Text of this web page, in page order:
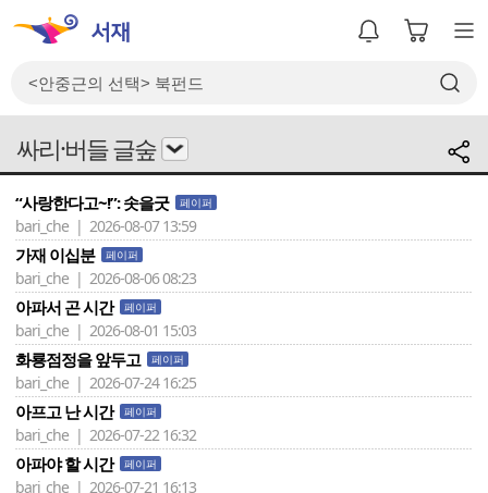
싸리·버들 글숲
“사랑한다고~!”: 솟을굿 페이퍼
bari_che | 2026-08-07 13:59
가재 이십분 페이퍼
bari_che | 2026-08-06 08:23
아파서 곤 시간 페이퍼
bari_che | 2026-08-01 15:03
화룡점정을 앞두고 페이퍼
bari_che | 2026-07-24 16:25
아프고 난 시간 페이퍼
bari_che | 2026-07-22 16:32
아파야 할 시간 페이퍼
bari_che | 2026-07-21 16:13